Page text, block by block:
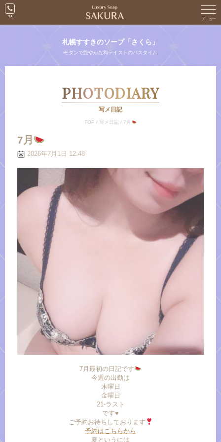
札幌すすきのソープ「さくら」
モダンで艶やかな和テイストのバスタイム
PHOTODIARY
写メ日記
TOP / 写メ日記 / 7月
7月
2026年7月1日 12:48
7月最初の日記です
今週の出勤は
木曜日
金曜日
21-ラスト
です♥️
ご予約お待ちしております
予約はこちらから
夏というには